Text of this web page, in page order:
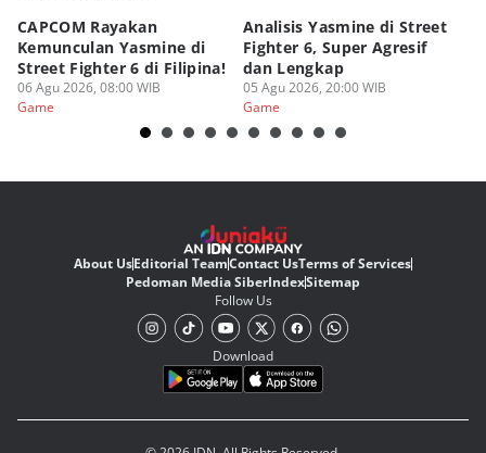
CAPCOM Rayakan
Kemunculan Yasmine di
Street Fighter 6 di Filipina!
06 Agu 2026, 08:00 WIB
Game
Analisis Yasmine di Street
Fighter 6, Super Agresif
dan Lengkap
05 Agu 2026, 20:00 WIB
Game
About UsEditorial TeamContact UsTerms of Services
Pedoman Media SiberIndexSitemap
Follow Us
Download